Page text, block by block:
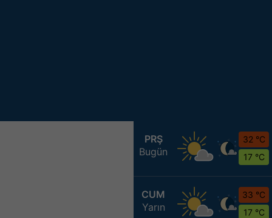
PRŞ
Bugün
32 °C
17 °C
CUM
Yarın
33 °C
17 °C